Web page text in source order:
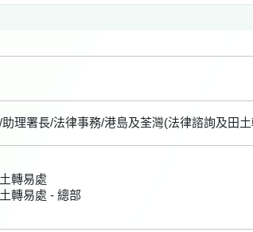
理署長/法律事務/港島及荃灣(法律諮詢及田
轉易處
轉易處 - 總部